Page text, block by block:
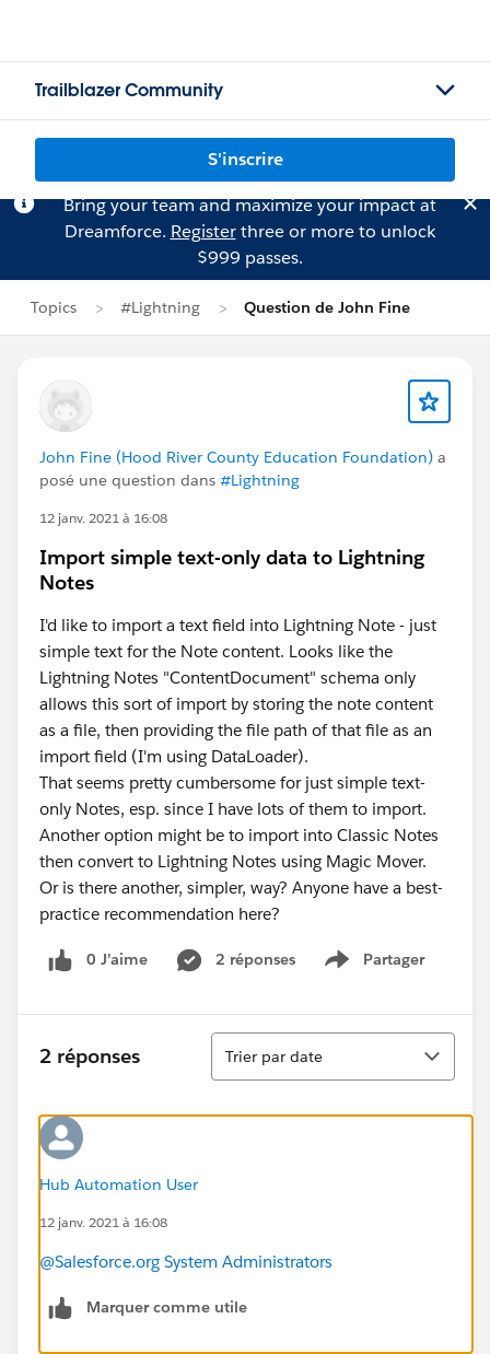
Trailblazer Community
S'inscrire
Bring your team and maximize your impact at
Dreamforce. Registerthree or more to unlock
$999 passes.
Topics #Lightning Question de John Fine
John Fine (Hood River County Education Foundation) a
posé une question dans #Lightning
12 janv. 2021 à 16:08
Import simple text-only data to Lightning
Notes
I'd like to import a text field into Lightning Note - just
simple text for the Note content. Looks like the
Lightning Notes "ContentDocument" schema only
allows this sort of import by storing the note content
as a file, then providing the file path of that file as an
import field (I'm using DataLoader).
That seems pretty cumbersome for just simple text-
only Notes, esp. since I have lots of them to import.
Another option might be to import into Classic Notes
then convert to Lightning Notes using Magic Mover.
Or is there another, simpler, way? Anyone have a best-
practice recommendation here?
0 J’aime 2 réponses Partager
Show menu
2 réponses
Tri
Trier par date
Hub Automation User
12 janv. 2021 à 16:08
@Salesforce.org System Administrators
Marquer comme utile